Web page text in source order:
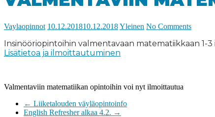
Vaylaopinnot 10.12.201810.12.2018Yleinen No Comments
Insinööriopintoihin valmentavaan matematiikkaan 1-
Lisätietoa ja ilmoittautuminen
Valmentaviin matematiikan opintoihin voi nyt ilmoittautua
← Liiketalouden väyläopintoinfo
English Refresher alkaa 4.2. →